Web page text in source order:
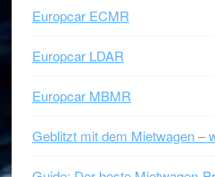
Europcar ECMR
Europcar LDAR
Europcar MBMR
Geblitzt mit dem Mietwagen –